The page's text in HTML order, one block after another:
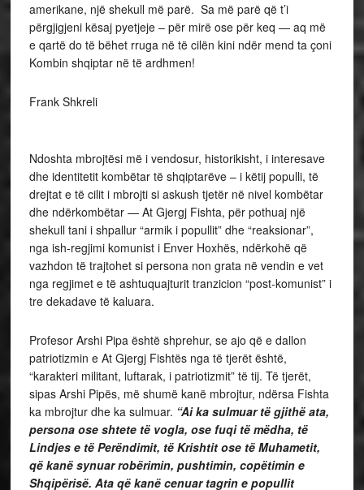
amerikane, një shekull më parë. Sa më parë që t’i
përgjigjeni kësaj pyetjeje – për mirë ose për keq — aq më
e qartë do të bëhet rruga në të cilën kini ndër mend ta çoni
Kombin shqiptar në të ardhmen!
Frank Shkreli
Ndoshta mbrojtësi më i vendosur, historikisht, i interesave
dhe identitetit kombëtar të shqiptarëve – i këtij populli, të
drejtat e të cilit i mbrojti si askush tjetër në nivel kombëtar
dhe ndërkombëtar — At Gjergj Fishta, për pothuaj një
shekull tani i shpallur “armik i popullit” dhe “reaksionar”,
nga ish-regjimi komunist i Enver Hoxhës, ndërkohë që
vazhdon të trajtohet si persona non grata në vendin e vet
nga regjimet e të ashtuquajturit tranzicion “post-komunist” i
tre dekadave të kaluara.
Profesor Arshi Pipa është shprehur, se ajo që e dallon
patriotizmin e At Gjergj Fishtës nga të tjerët është,
“karakteri militant, luftarak, i patriotizmit” të tij. Të tjerët,
sipas Arshi Pipës, më shumë kanë mbrojtur, ndërsa Fishta
ka mbrojtur dhe ka sulmuar. “Ai ka sulmuar të gjithë ata,
persona ose shtete të vogla, ose fuqi të mëdha, të
Lindjes e të Perëndimit, të Krishtit ose të Muhametit,
që kanë synuar robërimin, pushtimin, copëtimin e
Shqipërisë. Ata që kanë cenuar tagrin e popullit